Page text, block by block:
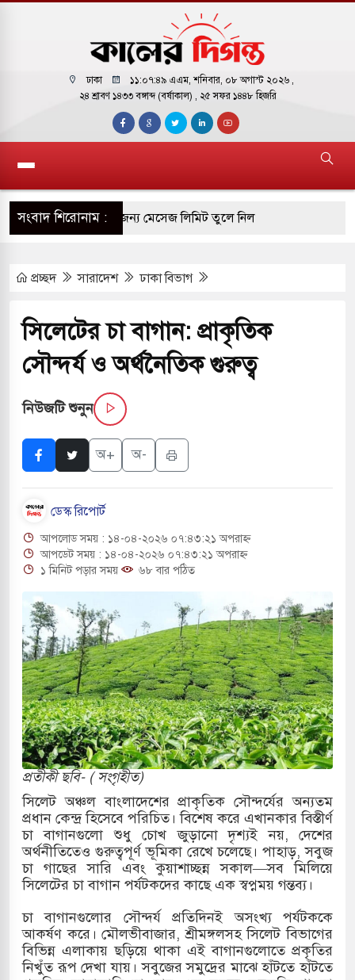
ঢাকা ১১:০৭:৫০ এএম , শনিবার, ০৮ অগাস্ট ২০২৬ ,
২৪ শ্রাবণ ১৪৩৩ বঙ্গাব্দ (বর্ষাকাল) , ২৫ সফর ১৪৪৮ হিজরি
সংবাদ শিরোনাম :
ফ্রি ব্যবহারকারীদের জন্য মেসেজ লিমিট তুলে নিল
পাকিস্তানি হাইকমিশনারের বাসভবনে আগুন, আইসিইউতে
হয়ে আসছে ‘স্পেশাল রেসপন্স ব্যাটালিয়ন
বাসের মুখোমুখি সংঘর্ষে ৯ জন নিহত
৬ শ্রমিক নিহত, আহত ১৫
শব্দদূষণ নিয়ন্ত্রণে দেড় হাজার মসজিদ থেকে মাইক
বন্দুকধারীর গুলিতে শিক্ষক নিহত, হামলাকারীর আত্মহত্যা
বিমানবন্দরের নিরাপত্তা তল্লাশিতে ছাড় দেওয়া হবে না:
দক্ষিণ কোরিয়ার বন্দি ২৫ শতাংশ বেড়েছে
থাকুক বা না থাকুক, ইরানে একক সামরিক পদক্ষেপের
জুমার বয়ান ও নামাজ পড়াবেন দেওবন্দের
ছাড়লেন জনপ্রিয় ভারতীয় সাংবাদিক ময়ূখ রঞ্জন
অ্যারেস্ট আবেদন, বরগুনার এসআইয়ের বিরুদ্ধে
প্রচ্ছদ সারাদেশ ঢাকা বিভাগ
সিলেটের চা বাগান: প্রাকৃতিক
সৌন্দর্য ও অর্থনৈতিক গুরুত্ব
নিউজটি শুনুন
অ+ অ-
ডেস্ক রিপোর্ট
আপলোড সময় : ১৪-০৪-২০২৬ ০৭:৪৩:২১ অপরাহ্ন
আপডেট সময় : ১৪-০৪-২০২৬ ০৭:৪৩:২১ অপরাহ্ন
১ মিনিট পড়ার সময়
৬৮ বার পঠিত
প্রতীকী ছবি- ( সংগৃহীত)
সিলেট অঞ্চল বাংলাদেশের প্রাকৃতিক সৌন্দর্যের অন্যতম
প্রধান কেন্দ্র হিসেবে পরিচিত। বিশেষ করে এখানকার বিস্তীর্ণ
চা বাগানগুলো শুধু চোখ জুড়ানো দৃশ্যই নয়, দেশের
অর্থনীতিতেও গুরুত্বপূর্ণ ভূমিকা রেখে চলেছে। পাহাড়, সবুজ
চা গাছের সারি এবং কুয়াশাচ্ছন্ন সকাল—সব মিলিয়ে
সিলেটের চা বাগান পর্যটকদের কাছে এক স্বপ্নময় গন্তব্য।
চা বাগানগুলোর সৌন্দর্য প্রতিদিনই অসংখ্য পর্যটককে
আকর্ষণ করে। মৌলভীবাজার, শ্রীমঙ্গলসহ সিলেট বিভাগের
বিভিন্ন এলাকায় ছড়িয়ে থাকা এই বাগানগুলোতে প্রকৃতির
নিখুঁত রূপ দেখা যায়। সবুজের সমুদ্রের মাঝে হাঁটতে হাঁটতে